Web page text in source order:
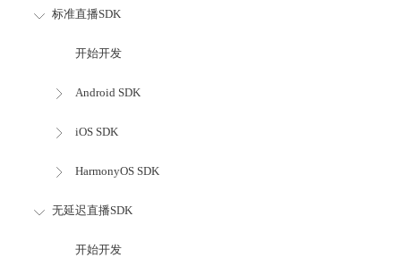
标准直播SDK
开始开发
Android SDK
iOS SDK
HarmonyOS SDK
无延迟直播SDK
开始开发